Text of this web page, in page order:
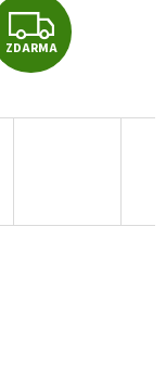
Z
D
A
ZDARMA